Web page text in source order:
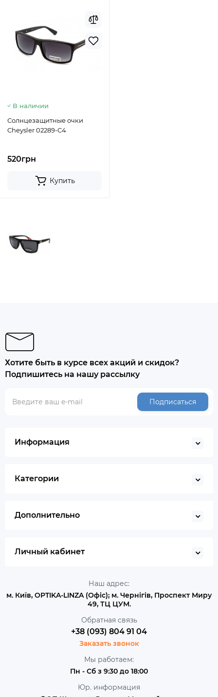
В наличии
Солнцезащитные очки
Cheysler 02289-C4
520грн
Купить
Хотите быть в курсе всех акций и скидок?
Подпишитесь на нашу рассылку
Подписаться
Информация
Категории
Дополнительно
Личный кабинет
Наш адрес:
м. Київ, OPTIKA-LINZA (Офіс); м. Чернігів, Проспект Миру
49, ТЦ ЦУМ.
Обратная связь
+38 (093) 804 91 04
Заказать звонок
Мы работаем:
Пн - Сб з 9:30 до 18:00
Юр. информация